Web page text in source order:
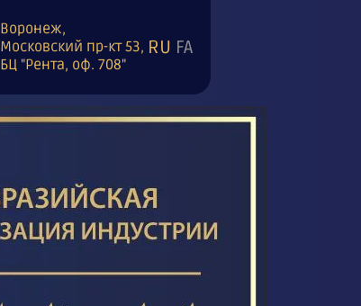
Воронеж,
Московский пр-кт 53,
БЦ "Рента, оф. 708"
RU FA